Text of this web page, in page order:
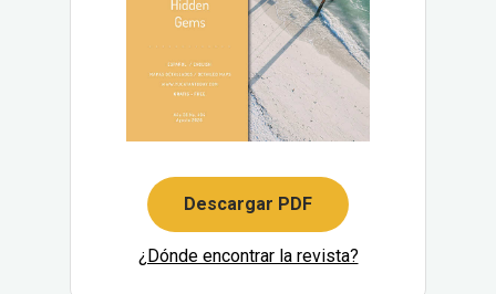
Descargar PDF
¿Dónde encontrar la revista?